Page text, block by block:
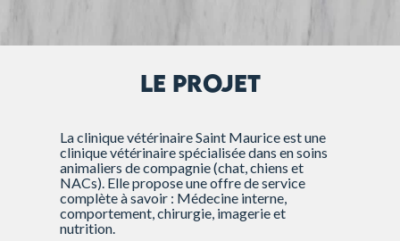
LE PROJET
La clinique vétérinaire Saint Maurice est une
clinique vétérinaire spécialisée dans en soins
animaliers de compagnie (chat, chiens et
NACs). Elle propose une offre de service
complète à savoir : Médecine interne,
comportement, chirurgie, imagerie et
nutrition.